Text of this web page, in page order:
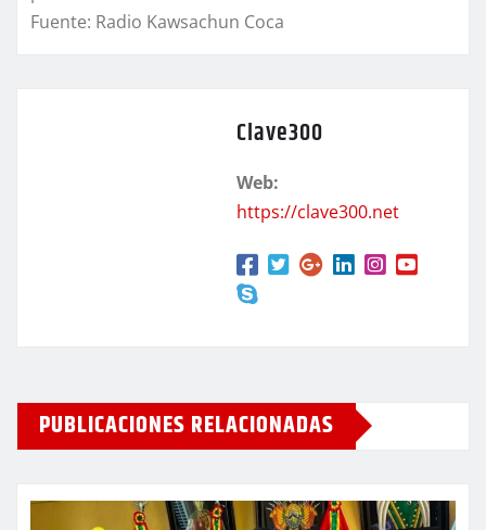
Fuente: Radio Kawsachun Coca
Clave300
Web:
https://clave300.net
PUBLICACIONES RELACIONADAS